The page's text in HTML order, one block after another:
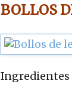
BOLLOS
Ingredientes